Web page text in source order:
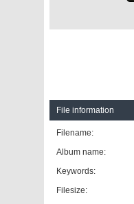
File information
Filename:
Album name:
Keywords:
Filesize: